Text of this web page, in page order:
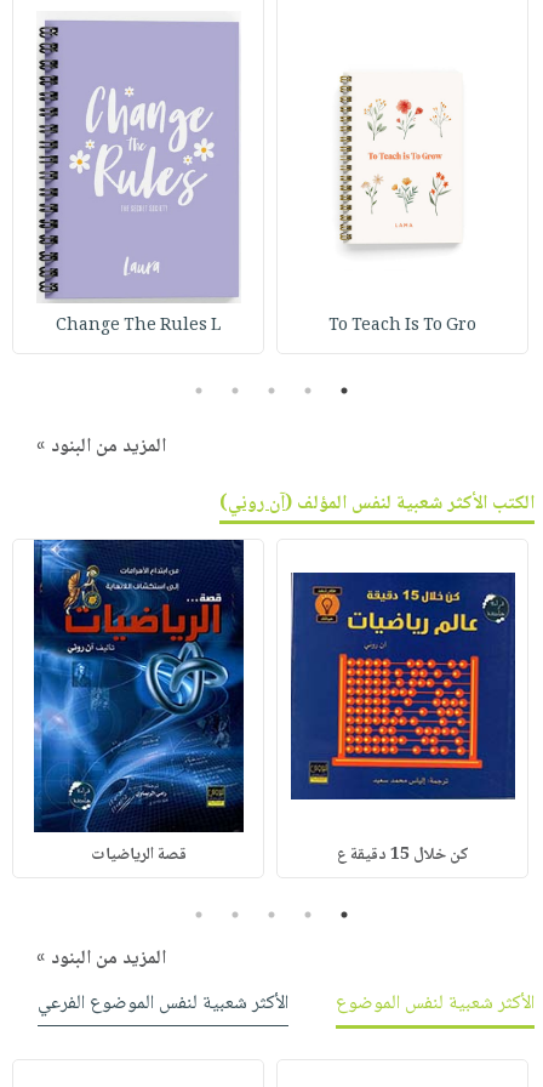
To Teach Is To Gro
Change The Rules L
1
2
3
4
5
المزيد من البنود »
الكتب الأكثر شعبية لنفس المؤلف (آن روني)
كن خلال 15 دقيقة ع قصة الرياضيات
1
2
3
4
5
المزيد من البنود »
الأكثر شعبية لنفس الموضوع
الأكثر شعبية لنفس الموضوع الفرعي